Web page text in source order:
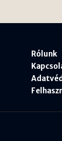
Rólunk